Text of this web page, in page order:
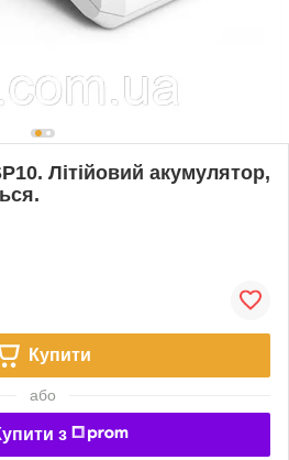
Літійовий акумулятор,
Купити
або
з